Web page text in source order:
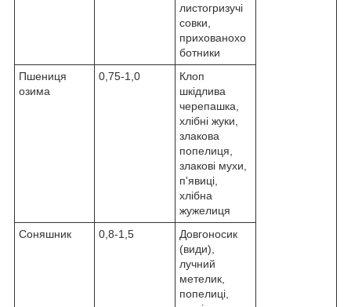
листогризучі
совки,
прихованохо
ботники
Пшениця
озима
0,75-1,0
Клоп
шкідлива
черепашка,
хлібні жуки,
злакова
попелиця,
злакові мухи,
п'явиці,
хлібна
жужелиця
Соняшник
0,8-1,5
Довгоносик
(види),
лучний
метелик,
попелиці,